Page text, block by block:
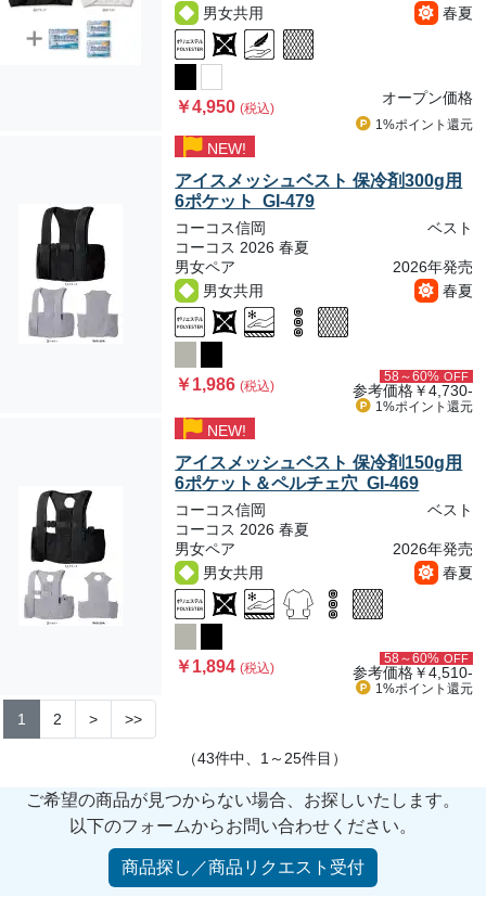
男女共用
春夏
￥4,950(税込)
オープン価格
1%ポイント 還元
NEW!
アイスメッシュベスト 保冷剤300g用
6ポケット GI-479
コーコス信岡
ベスト
コーコス 2026 春夏
男女ペア
2026年発売
男女共用
春夏
￥1,986(税込)
58～60% OFF
参考価格￥4,730-
1%ポイント 還元
NEW!
アイスメッシュベスト 保冷剤150g用
6ポケット＆ペルチェ穴 GI-469
コーコス信岡
ベスト
コーコス 2026 春夏
男女ペア
2026年発売
男女共用
春夏
￥1,894(税込)
58～60% OFF
参考価格￥4,510-
1%ポイント 還元
1 2 > >>
（43件中、1～25件目）
ご希望の商品が見つからない場合、お探しいたします。
以下のフォームからお問い合わせください。
商品探し／商品リクエスト受付